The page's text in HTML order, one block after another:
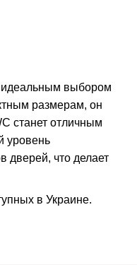
идеальным выбором
размерам, он
станет отличным
уровень
дверей, что делает
в Украине.